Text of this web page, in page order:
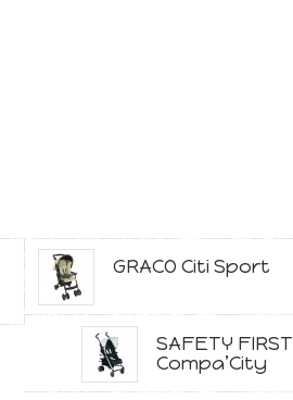
GRACO Citi Sport
SAFETY FIRST
Compa’City